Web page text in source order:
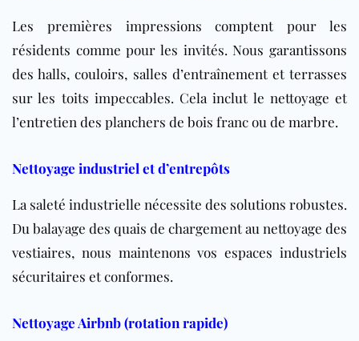
Les premières impressions comptent pour les
résidents comme pour les invités. Nous garantissons
des halls, couloirs, salles d’entraînement et terrasses
sur les toits impeccables. Cela inclut le nettoyage et
l’entretien des planchers de bois franc ou de marbre.
Nettoyage industriel et d’entrepôts
La saleté industrielle nécessite des solutions robustes.
Du balayage des quais de chargement au nettoyage des
vestiaires, nous maintenons vos espaces industriels
sécuritaires et conformes.
Nettoyage Airbnb (rotation rapide)